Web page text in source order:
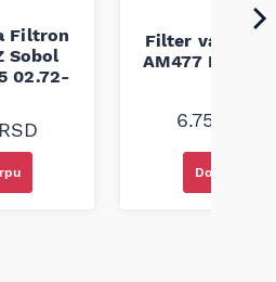
mora proveriti po broju šasije
je bio na vozilu.
Filtron
Sobol
02.72-
RSD
Filter
AM477 DAF
6.750,00
Dodaj u